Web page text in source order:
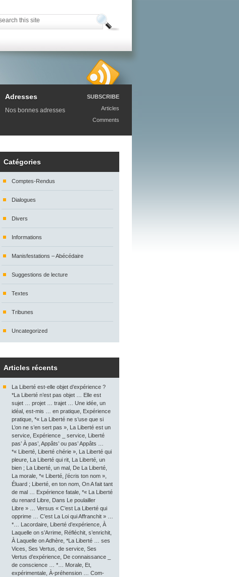
Adresses
Nos bonnes adresses
SUBSCRIBE
Articles
Comments
Catégories
Comptes-Rendus
Dialogues
Divers
Informations
Manisfestations – Abécédaire
Suggestions de lecture
Textes
Tribunes
Uncategorized
Articles récents
La Liberté est-elle objet d’expérience ?
*La Liberté n’est pas objet … Elle est
sujet … projet … trajet … Une idée, un
idéal, est-mis … en pratique, Expérience
pratique, *« La Liberté ne s’use que si
L’on ne s’en sert pas », La Liberté est un
service, Expérience _ service, Liberté
pas’ À pas’, Appâts’ ou pas’ Appâts …
*« Liberté, Liberté chérie », La Liberté qui
pleure, La Liberté qui rit, La Liberté, un
bien ; La Liberté, un mal, De La Liberté,
La morale, *« Liberté, j’écris ton nom »,
Éluard ; Liberté, en ton nom, On A fait tant
de mal … Expérience fatale, *« La Liberté
du renard Libre, Dans Le poulailler
Libre » … Versus « C’est La Liberté qui
opprime … C’est La Loi qui Affranchit » …
*… Lacordaire, Liberté d’expérience, À
Laquelle on s’Arrime, Réfléchit, s’enrichit,
À Laquelle on Adhère, *La Liberté … ses
Vices, Ses Vertus, de service, Ses
Vertus d’expérience, De connaissance _
de conscience … *… Morale, Et,
expérimentale, À-préhension … Com-